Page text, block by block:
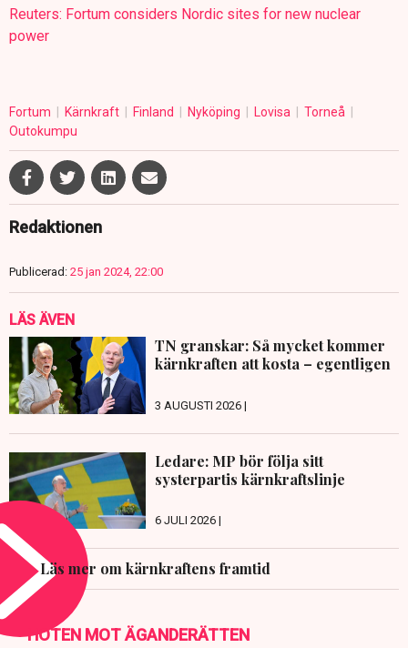
Reuters: Fortum considers Nordic sites for new nuclear
power
Fortum Kärnkraft Finland Nyköping Lovisa
Torneå
Outokumpu
Redaktionen
Publicerad: 25 jan 2024, 22:00
LÄS ÄVEN
TN granskar: Så mycket kommer
kärnkraften att kosta – egentligen
3 AUGUSTI 2026 |
Ledare: MP bör följa sitt
systerpartis kärnkraftslinje
6 JULI 2026 |
Läs mer om kärnkraftens framtid
HOTEN MOT ÄGANDERÄTTEN